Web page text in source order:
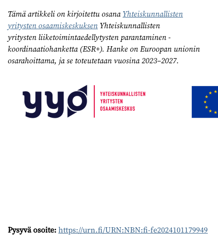
Tämä artikkeli on kirjoitettu osanaYhteiskunnallisten
yritysten osaamiskeskuksenYhteiskunnallisten
yritysten liiketoimintaedellytysten parantaminen -
koordinaatiohanketta (ESR+). Hanke on Euroopan unionin
osarahoittama, ja se toteutetaan vuosina 2023–2027.
Pysyvä osoite:https://urn.fi/URN:NBN:fi-fe2024101179949